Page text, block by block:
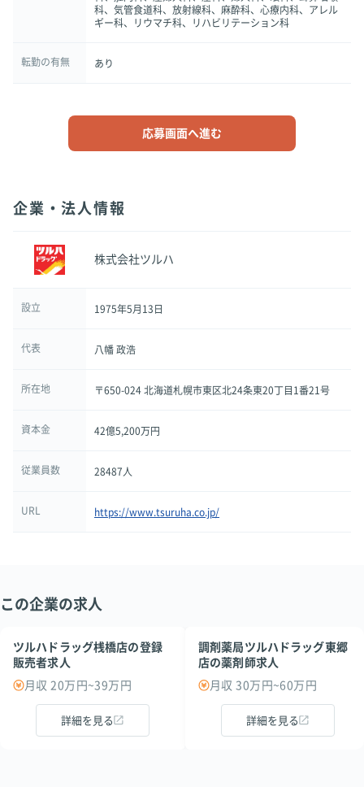
科、気管食道科、放射線科、麻酔科、心療内科、アレル
ギー科、リウマチ科、リハビリテーション科
転勤の有無 あり
応募画面へ進む
企業・法人情報
株式会社ツルハ
設立 1975年5月13日
代表 八幡 政浩
所在地 〒650-024 北海道札幌市東区北24条東20丁目1番21号
資本金 42億5,200万円
従業員数 28487人
URL https://www.tsuruha.co.jp/
この企業の求人
ツルハドラッグ桟橋店の登録
販売者求人
月収 20万円~39万円
詳細を見る
調剤薬局ツルハドラッグ東郷
店の薬剤師求人
月収 30万円~60万円
詳細を見る